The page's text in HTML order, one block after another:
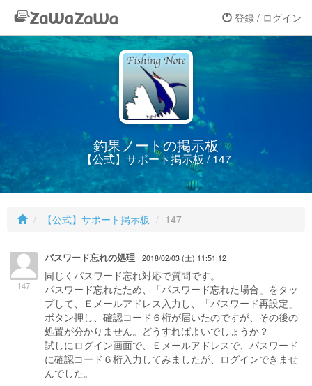
登録 / ログイン
釣果ノートの掲示板
【公式】サポート掲示板 / 147
【公式】サポート掲示板 147
147
パスワード忘れの処理 2018/02/03 (土) 11:51:12
同じくパスワード忘れ対応で質問です。
パスワード忘れたため、「パスワード忘れた場合」をタッ
プして、Ｅメールアドレス入力し、「パスワード再設定」
ボタン押し、確認コード６桁が届いたのですが、その後の
処置が分かりません。どうすればよいでしょうか？
試しにログイン画面で、Ｅメールアドレスで、パスワード
に確認コード６桁入力してみましたが、ログインできませ
んでした。